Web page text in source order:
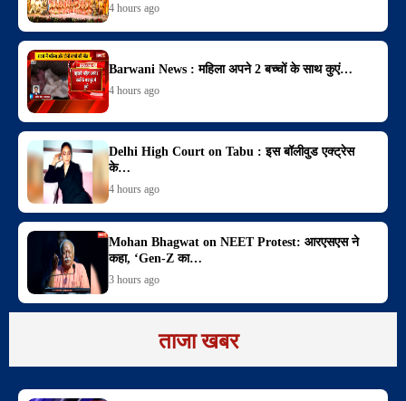
4 hours ago
Barwani News : महिला अपने 2 बच्चों के साथ कुएं…
4 hours ago
Delhi High Court on Tabu : इस बॉलीवुड एक्ट्रेस
के…
4 hours ago
Mohan Bhagwat on NEET Protest: आरएसएस ने
कहा, ‘Gen-Z का…
3 hours ago
ताजा खबर